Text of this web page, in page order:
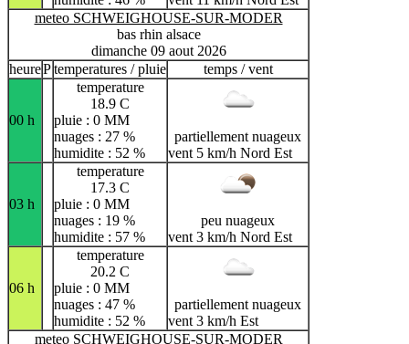
meteo SCHWEIGHOUSE-SUR-MODER
bas rhin alsace
dimanche 09 aout 2026
heurePtemperatures / pluie temps / vent
00 h
temperature
18.9 C
pluie : 0 MM
nuages : 27 %
humidite : 52 %
partiellement nuageux
vent 5 km/h Nord Est
03 h
temperature
17.3 C
pluie : 0 MM
nuages : 19 %
humidite : 57 %
peu nuageux
vent 3 km/h Nord Est
06 h
temperature
20.2 C
pluie : 0 MM
nuages : 47 %
humidite : 52 %
partiellement nuageux
vent 3 km/h Est
meteo SCHWEIGHOUSE-SUR-MODER